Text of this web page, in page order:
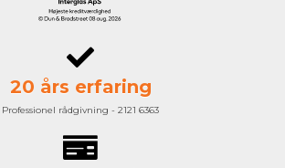
20 års erfaring
Professionel rådgivning - 2121 6363